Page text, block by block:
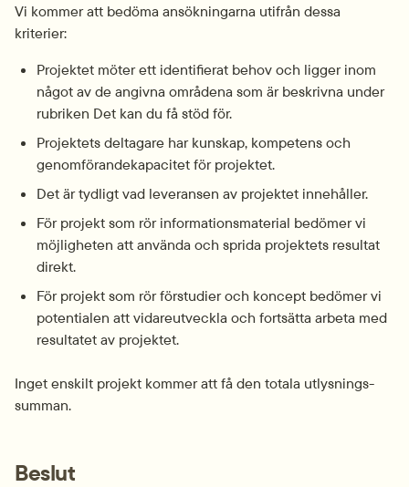
Vi kommer att bedöma ansökningarna utifrån dessa
kriterier:
Projektet möter ett identifierat behov och ligger inom
något av de angivna områdena som är beskrivna under
rubriken Det kan du få stöd för.
Projektets deltagare har kunskap, kompetens och
genomförandekapacitet för projektet.
Det är tydligt vad leveransen av projektet innehåller.
För projekt som rör informations­material bedömer vi
möjligheten att använda och sprida projektets resultat
direkt.
För projekt som rör förstudier och koncept bedömer vi
potentialen att vidareutveckla och fortsätta arbeta med
resultatet av projektet.
Inget enskilt projekt kommer att få den totala utlysnings­
summan.
Beslut